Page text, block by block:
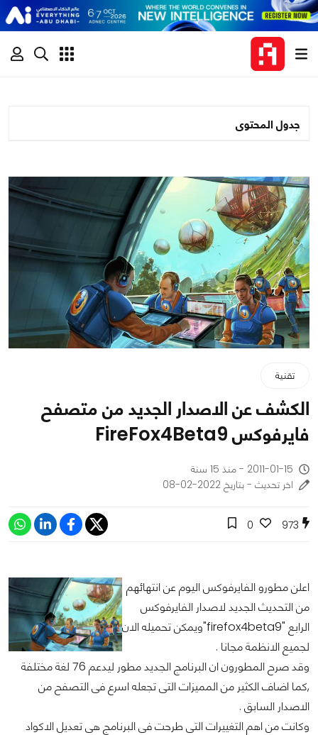
جدول المحتوى
تقنية
الكشف عن الاصدار الجديد من متصفح
فايرفوكس FireFox4Beta9
2011-01-15 - منذ 15 سنة
اخر تحديث - بتاريخ 2022-02-08
973
0
اعلن مطورو الفايرفوكس اليوم عن انتهائهم
من التحديث الجديد لاصدار الفايرفوكس
الرابع "firefox4beta9"ويمكن تحميله الان
لجميع الانظمة مجانا .
وقد صرح المطورون ان البرنامج الجديد مطور ليدعم 76 لغة مختلفة
,كما اضاف الكثير من المميزات التى تجعله اسرع فى التصفح من
الاصدار السابق .
وكانت من اهم التغييرات التى طرحت فى البرنامج هى تعديل الاكواد